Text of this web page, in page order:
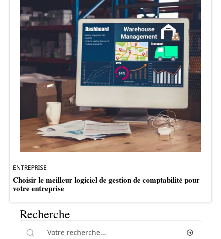
ENTREPRISE
Choisir le meilleur logiciel de gestion de comptabilité pour
votre entreprise
Recherche